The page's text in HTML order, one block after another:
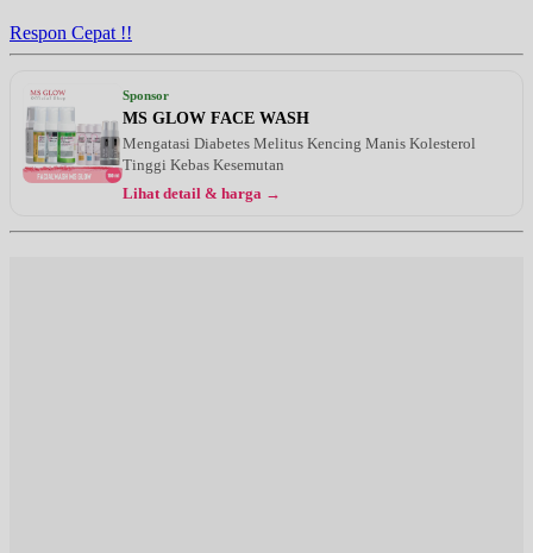
Respon Cepat !!
Sponsor
MS GLOW FACE WASH
Mengatasi Diabetes Melitus Kencing Manis Kolesterol
Tinggi Kebas Kesemutan
Lihat detail & harga →